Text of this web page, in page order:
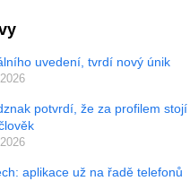
uvedení, tvrdí nový únik
potvrdí, že za profilem stojí
aplikace už na řadě telefonů